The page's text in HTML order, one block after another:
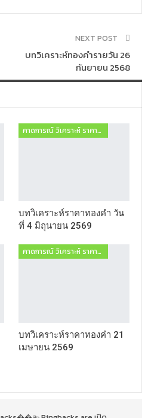
NEXT POST
บทวิเคราะห์ทองคำรายวัน 26
กันยายน 2568
คาดการณ์ วิเคราะห์ ราคาทองคำ ฟอเร็กซ์
บทวิเคราะห์ราคาทองคำ วัน
ที่ 4 มิถุนายน 2569
คาดการณ์ วิเคราะห์ ราคาทองคำ ฟอเร็กซ์
บทวิเคราะห์ราคาทองคำ 21
เมษายน 2569